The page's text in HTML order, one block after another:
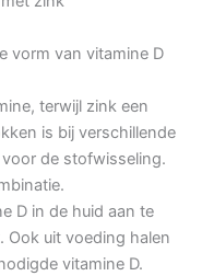
vorm van vitamine D
terwijl zink een
is bij verschillende
de stofwisseling.
D in de huid aan te
Ook uit voeding halen
vitamine D.